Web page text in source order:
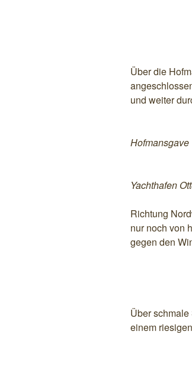
Über die
und weiter
Hofmansgave
Yachthafen
Richtung
nur noch von
gegen den
Über
einem